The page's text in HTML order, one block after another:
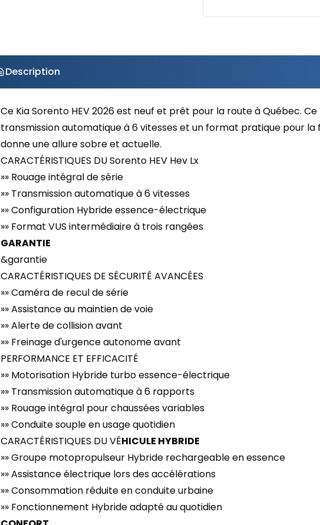
Description
Ce Kia Sorento HEV 2026 est neuf et prêt pour la route à Québec.
transmission automatique à 6 vitesses et un format pratique pour la
donne une allure sobre et actuelle.
CARACTÉRISTIQUES DU Sorento HEV Hev Lx
»» Rouage intégral de série
»» Transmission automatique à 6 vitesses
»» Configuration Hybride essence-électrique
»» Format VUS intermédiaire à trois rangées
GARANTIE
&garantie
CARACTÉRISTIQUES DE SÉCURITÉ AVANCÉES
»» Caméra de recul de série
»» Assistance au maintien de voie
»» Alerte de collision avant
»» Freinage d'urgence autonome avant
PERFORMANCE ET EFFICACITÉ
»» Motorisation Hybride turbo essence-électrique
»» Transmission automatique à 6 rapports
»» Rouage intégral pour chaussées variables
»» Conduite souple en usage quotidien
CARACTÉRISTIQUES DU VÉHICULE HYBRIDE
»» Groupe motopropulseur Hybride rechargeable en essence
»» Assistance électrique lors des accélérations
»» Consommation réduite en conduite urbaine
»» Fonctionnement Hybride adapté au quotidien